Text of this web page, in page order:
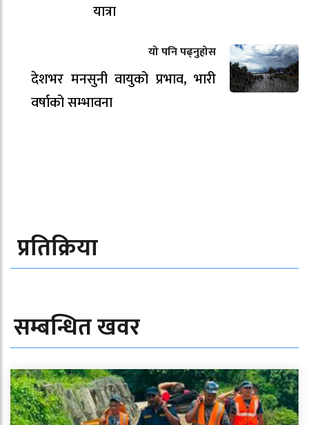
यात्रा
यो पनि पढ्नुहोस
देशभर मनसुनी वायुको प्रभाव, भारी
वर्षाको सम्भावना
प्रतिक्रिया
सम्बन्धित खवर